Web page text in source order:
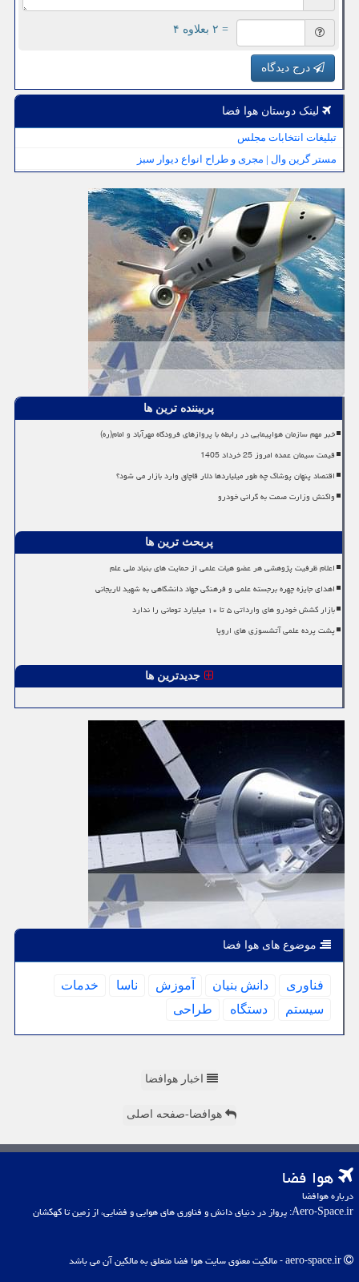
= ۲ بعلاوه ۴
درج دیدگاه
لینک دوستان هوا فضا
تبلیغات انتخابات مجلس
مستر گرین وال | مجری و طراح انواع دیوار سبز
پربیننده ترین ها
خبر مهم سازمان هواپیمایی در رابطه با پروازهای فرودگاه مهرآباد و امام(ره)
قیمت سیمان عمده امروز 25 خرداد 1405
اقتصاد پنهان پوشاک چه طور میلیاردها دلار قاچاق وارد بازار می شود؟
واکنش وزارت صمت به گرانی خودرو
پربحث ترین ها
اعلام ظرفیت پژوهشی هر عضو هیات علمی از حمایت های بنیاد ملی علم
اهدای جایزه چهره برجسته علمی و فرهنگی جهاد دانشگاهی به شهید لاریجانی
بازار کشش خودرو های وارداتی ۵ تا ۱۰ میلیارد تومانی را ندارد
پشت پرده علمی آتشسوزی های اروپا
جدیدترین ها
موضوع های هوا فضا
فناوری دانش بنیان آموزش ناسا
خدمات
سیستم
دستگاه طراحی
اخبار هوافضا
هوافضا-صفحه اصلی
هوا فضا
درباره هوافضا
Aero-Space.ir: پرواز در دنیای دانش و فناوری های هوایی و فضایی، از زمین تا کهکشان